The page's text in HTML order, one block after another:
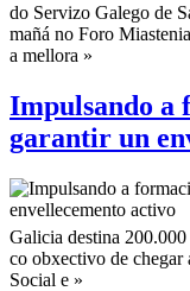
do Servizo Galego de
mañá no Foro
a mellora »
Impulsando a
garantir un
Galicia destina
co obxectivo de chegar
Social e »